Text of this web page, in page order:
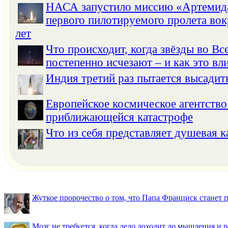
НАСА запустило миссию
первого пилотируемого пролета
лет
Что происходит, когда звёзды во
постепенно исчезают – и как это
Индия третий раз пытается
Европейское космическое
приближающейся катастрофе
Что из себя представляет душевая
Жуткое пророчество о том, что Папа Франциск
Мозг не требуется, когда дело доходит до мышления и